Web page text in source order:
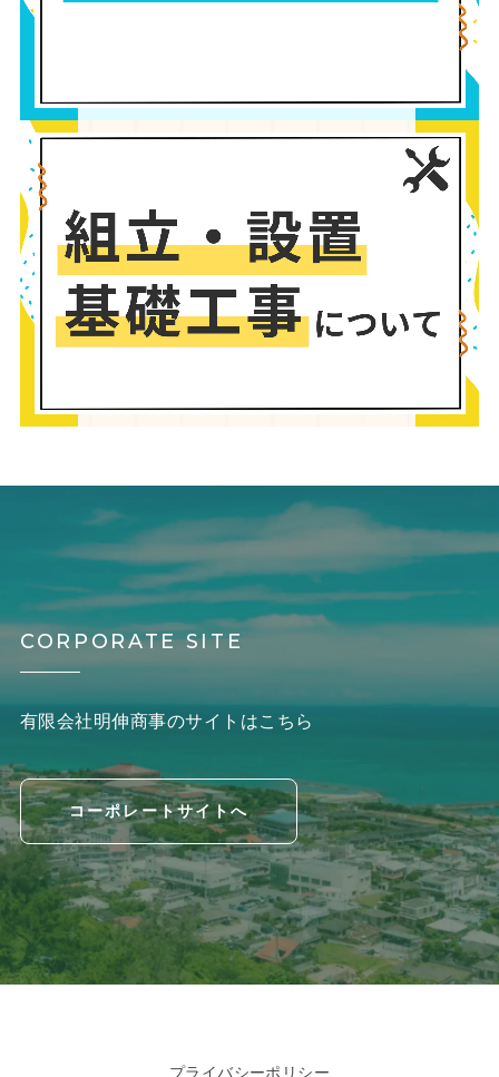
CORPORATE SITE
有限会社明伸商事のサイトはこちら
コーポレートサイトへ
プライバシーポリシー